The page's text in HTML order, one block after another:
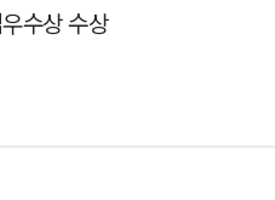
수상 수상